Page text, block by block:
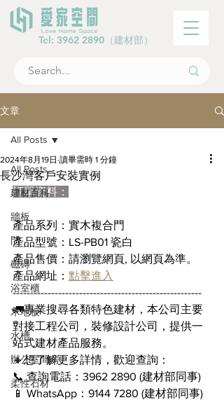
Tel: 3962 2890 （建材部）
文章
All Posts
建材百科
牆板
門
磁磚
浴室櫃
木地板
水槽
辦公室間房
柔性石材
All Posts
長沙灣客戶安裝實例
2024年8月19日 讀畢需時 1 分鐘
訂單資料：
產品系列：實木複合門
產品型號：LS-PB01 瓷白
產品售價：請瀏覽網頁, 以網頁為準。
產品網址： 點擊進入
------------------------------------------------------
🚛專業搜尋各類特色建材，本公司主要
對接工程公司，裝修設計公司，提供一
站式建材產品服務。
🔸想了解更多詳情，歡迎查詢：
📞 查詢電話：3962 2890 (建材部同事)
📱 WhatsApp：9144 7280 (建材部同事)